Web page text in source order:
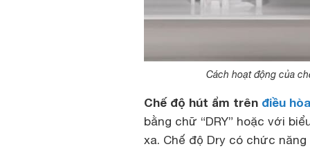
Cách hoạt động của
Chế độ hút ẩm trên điều hòa
bằng chữ “DRY” hoặc với
xa. Chế độ Dry có chức